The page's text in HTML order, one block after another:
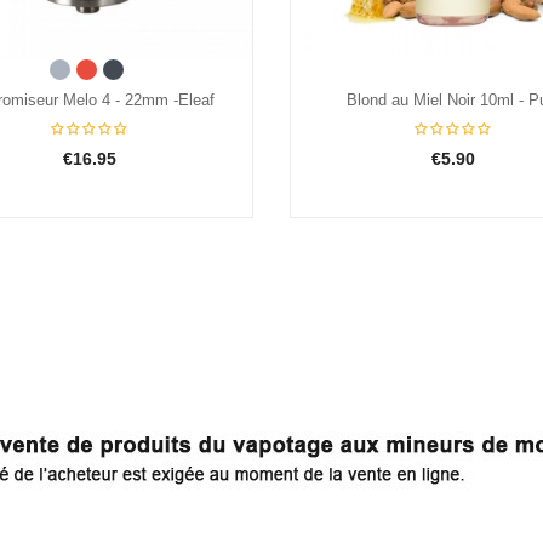
au Miel Noir 10ml - Pulp
€5.90
Clearomiseur Melo 4 - 22mm -
€16.95